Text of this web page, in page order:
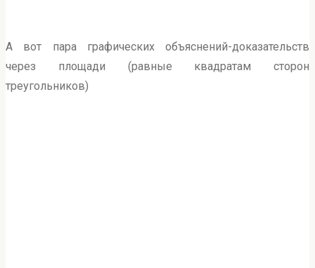
А вот пара графических объяснений-доказательств
через площади (равные квадратам сторон
треугольников)